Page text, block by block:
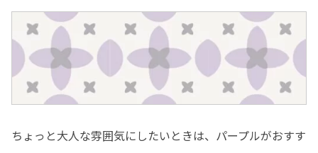
ちょっと大人な雰囲気にしたいときは、パープルがおすす